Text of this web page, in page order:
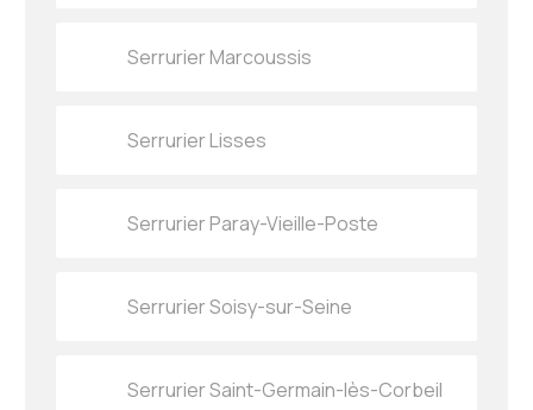
Serrurier Marcoussis
Serrurier Lisses
Serrurier Paray-Vieille-Poste
Serrurier Soisy-sur-Seine
Serrurier Saint-Germain-lès-Corbeil